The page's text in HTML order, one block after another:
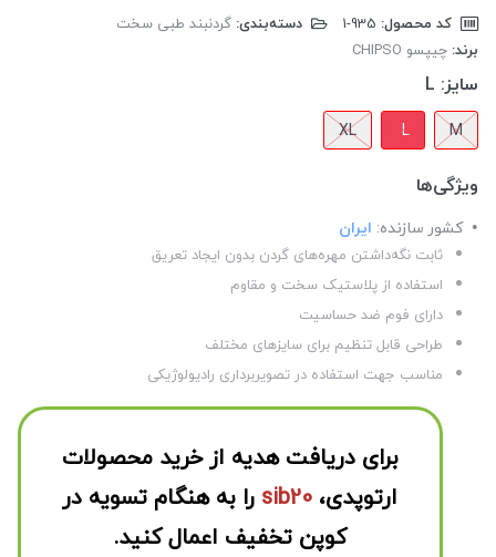
کد محصول: دسته‌بندی: گردنبند طبی سخت
برند: چیپسو CHIPSO
سایز: L
M
L
XL
ویژگی‌ها
کشور سازنده: ایران
ثابت نگه‌داشتن مهره‌های گردن بدون ایجاد تعریق
استفاده از پلاستیک سخت و مقاوم
دارای فوم ضد حساسیت
طراحی قابل تنظیم برای سایزهای مختلف
مناسب جهت استفاده در تصویربرداری رادیولوژیکی
برای دریافت هدیه از خرید محصولات
ارتوپدی، sib20 را به هنگام تسویه در
کوپن تخفیف اعمال کنید.